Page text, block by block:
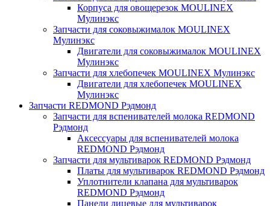
Корпуса для овощерезок MOULINEX
Мулинэкс
Запчасти для соковыжималок MOULINEX
Мулинэкс
Двигатели для соковыжималок MOULINEX
Мулинэкс
Запчасти для хлебопечек MOULINEX Мулинэкс
Двигатели для хлебопечек MOULINEX
Мулинэкс
Запчасти REDMOND Рэдмонд
Запчасти для вспенивателей молока REDMOND
Рэдмонд
Аксессуары для вспенивателей молока
REDMOND Рэдмонд
Запчасти для мультиварок REDMOND Рэдмонд
Платы для мультиварок REDMOND Рэдмонд
Уплотнители клапана для мультиварок
REDMOND Рэдмонд
Панели лицевые для мультиварок